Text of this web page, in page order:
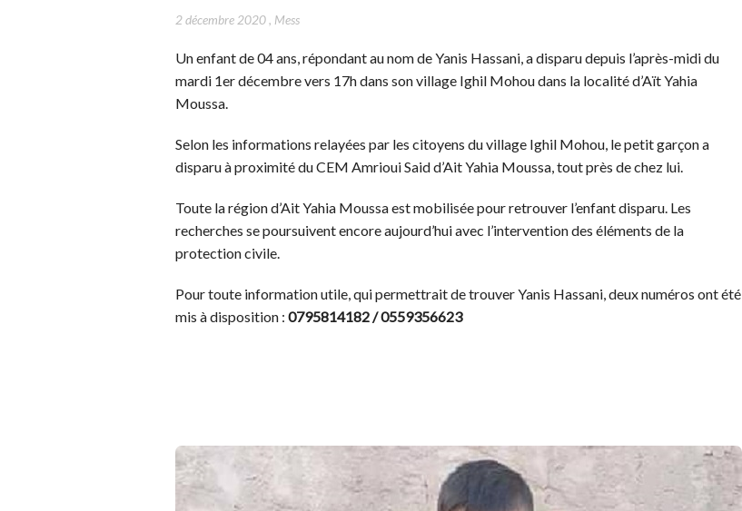
2 décembre 2020, Mess
Un enfant de 04 ans, répondant au nom de Yanis Hassani, a disparu depuis l’après-midi du
mardi 1er décembre vers 17h dans son village Ighil Mohou dans la localité d’Aït Yahia
Moussa.
Selon les informations relayées par les citoyens du village Ighil Mohou, le petit garçon a
disparu à proximité du CEM Amrioui Said d’Ait Yahia Moussa, tout près de chez lui.
Toute la région d’Ait Yahia Moussa est mobilisée pour retrouver l’enfant disparu. Les
recherches se poursuivent encore aujourd’hui avec l’intervention des éléments de la
protection civile.
Pour toute information utile, qui permettrait de trouver Yanis Hassani, deux numéros ont été
mis à disposition :0795814182 / 0559356623